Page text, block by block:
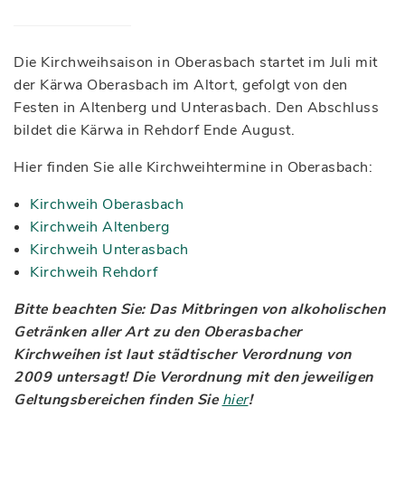
Die Kirchweihsaison in Oberasbach startet im Juli mit
der Kärwa Oberasbach im Altort, gefolgt von den
Festen in Altenberg und Unterasbach. Den Abschluss
bildet die Kärwa in Rehdorf Ende August.
Hier finden Sie alle Kirchweihtermine in Oberasbach:
Kirchweih Oberasbach
Kirchweih Altenberg
Kirchweih Unterasbach
Kirchweih Rehdorf
Bitte beachten Sie: Das Mitbringen von alkoholischen
Getränken aller Art zu den Oberasbacher
Kirchweihen ist laut städtischer Verordnung von
2009 untersagt! Die Verordnung mit den jeweiligen
Geltungsbereichen finden Sie hier!